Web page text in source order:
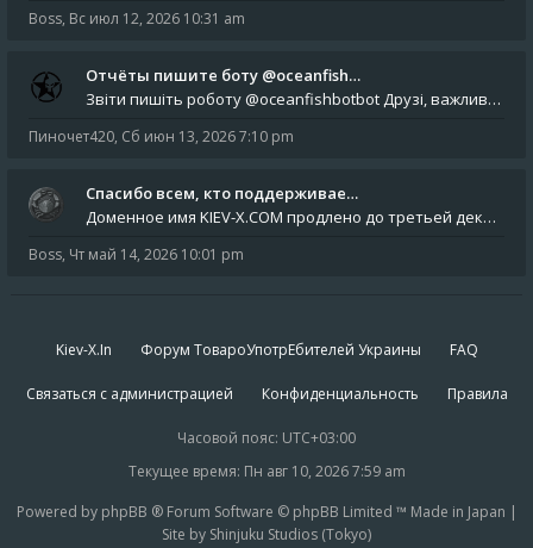
Boss, Вс июл 12, 2026 10:31 am
Отчёты пишите боту @oceanfish…
Звіти пишіть роботу @oceanfishbotbot Друзі, важливе повідомлення для учасників форума. Основне звернення опублікован
Пиночет420, Сб июн 13, 2026 7:10 pm
Спасибо всем, кто поддерживае…
Доменное имя KIEV-X.COM продлено до третьей декады августа 2027 года! Спасибо всем анонимным пользователям, которые по
Boss, Чт май 14, 2026 10:01 pm
Kiev-X.In Форум ТовароУпотрЕбителей Украины FAQ
Связаться с администрацией Конфиденциальность Правила
Часовой пояс: UTC+03:00
Текущее время: Пн авг 10, 2026 7:59 am
Powered by phpBB ® Forum Software © phpBB Limited ™ Made in Japan |
Site by Shinjuku Studios (Tokyo)